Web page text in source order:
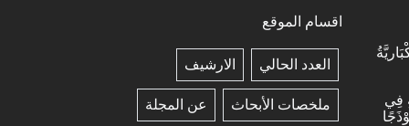
فِي
اقسام الموقع
العدد الحالي الارشيف
ملخصات الأبحاث عن المجلة